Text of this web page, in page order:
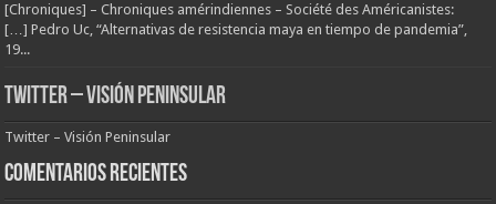
[Chroniques] – Chroniques amérindiennes – Société des Américanistes:
[…] Pedro Uc, “Alternativas de resistencia maya en tiempo de pandemia”,
19...
Twitter – Visión Peninsular
Twitter – Visión Peninsular
Comentarios Recientes